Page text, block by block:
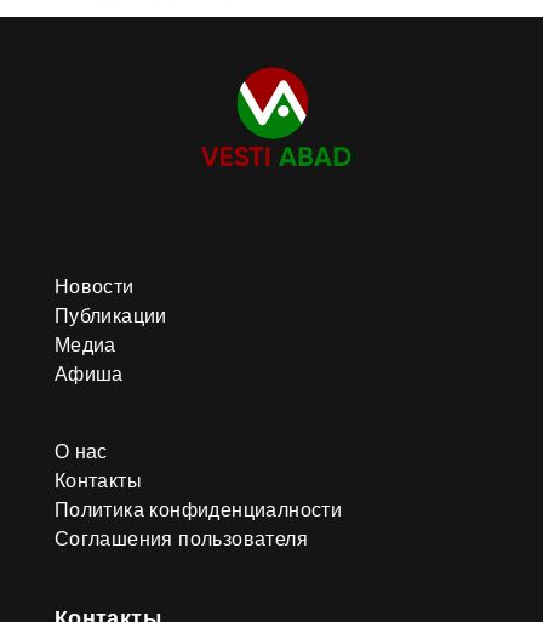
Новости
Публикации
Медиа
Афиша
О нас
Контакты
Политика конфиденциалности
Соглашения пользователя